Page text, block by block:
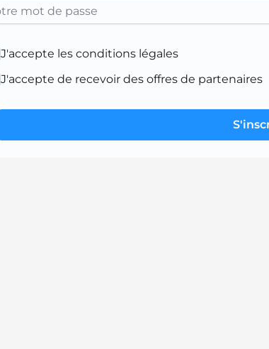
J'accepte les conditions légales
J'accepte de recevoir des offres de partenaires